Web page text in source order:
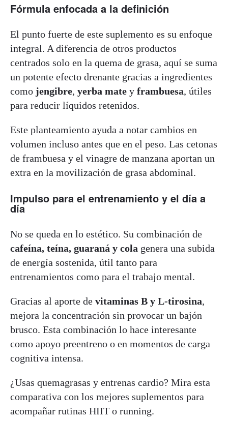
Fórmula enfocada a la definición
El punto fuerte de este suplemento es su enfoque
integral. A diferencia de otros productos
centrados solo en la quema de grasa, aquí se suma
un potente efecto drenante gracias a ingredientes
como jengibre, yerba mate y frambuesa, útiles
para reducir líquidos retenidos.
Este planteamiento ayuda a notar cambios en
volumen incluso antes que en el peso. Las cetonas
de frambuesa y el vinagre de manzana aportan un
extra en la movilización de grasa abdominal.
Impulso para el entrenamiento y el día a
día
No se queda en lo estético. Su combinación de
cafeína, teína, guaraná y cola genera una subida
de energía sostenida, útil tanto para
entrenamientos como para el trabajo mental.
Gracias al aporte de vitaminas B y L-tirosina,
mejora la concentración sin provocar un bajón
brusco. Esta combinación lo hace interesante
como apoyo preentreno o en momentos de carga
cognitiva intensa.
¿Usas quemagrasas y entrenas cardio? Mira esta
comparativa con los mejores suplementos para
acompañar rutinas HIIT o running.